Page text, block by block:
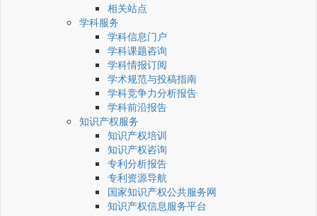
相关站点
学科服务
学科信息门户
学科课题咨询
学科情报订阅
学术规范与投稿指南
学科竞争力分析报告
学科前沿报告
知识产权服务
知识产权培训
知识产权咨询
专利分析报告
专利资源导航
国家知识产权公共服务网
知识产权信息服务平台